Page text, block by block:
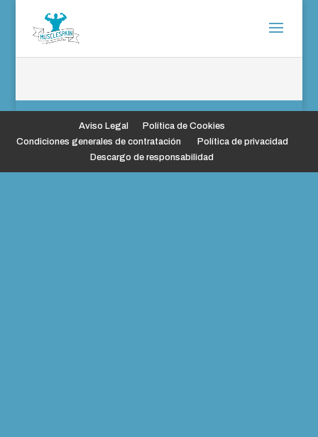
Aviso Legal
Política de Cookies
Condiciones generales de contratación
Política de privacidad
Descargo de responsabilidad